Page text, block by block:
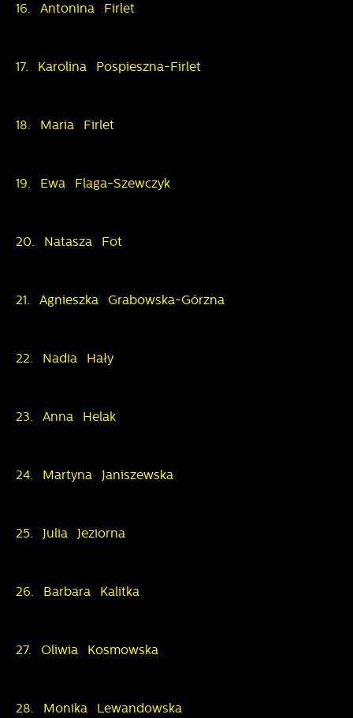
16. Antonina Firlet
17. Karolina Pospieszna-Firlet
18. Maria Firlet
19. Ewa Flaga-Szewczyk
20. Natasza Fot
21. Agnieszka Grabowska-Górzna
22. Nadia Hały
23. Anna Helak
24. Martyna Janiszewska
25. Julia Jeziorna
26. Barbara Kalitka
27. Oliwia Kosmowska
28. Monika Lewandowska